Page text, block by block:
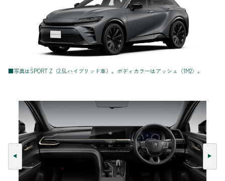
■写真はSPORT Z（2.5Lハイブリッド車）。ボディカラーはアッシュ〈1M2〉。